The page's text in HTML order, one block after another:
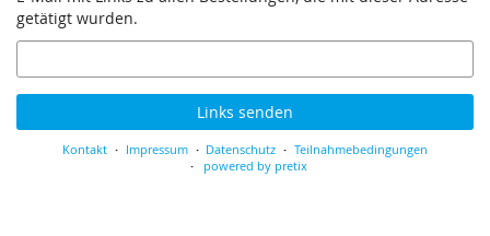
getätigt wurden.
E-
Mail
Links senden
Kontakt Impressum Datenschutz
Teilnahmebedingungen
powered by pretix